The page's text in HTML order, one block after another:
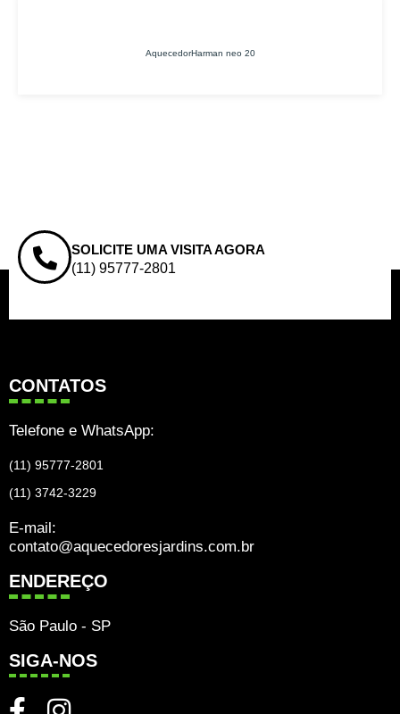
AquecedorHarman neo 20
SOLICITE UMA VISITA AGORA
(11) 95777-2801
CONTATOS
Telefone e WhatsApp:
(11) 95777-2801
(11) 3742-3229
E-mail:
contato@aquecedoresjardins.com.br
ENDEREÇO
São Paulo - SP
SIGA-NOS